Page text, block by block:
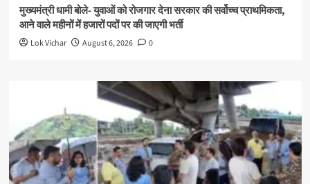
मुख्यमंत्री धामी बोले- युवाओं को रोजगार देना सरकार की सर्वोच्च प्राथमिकता,
आने वाले महीनों में हजारों पदों पर की जाएगी भर्ती
Lok Vichar August 6, 2026 0